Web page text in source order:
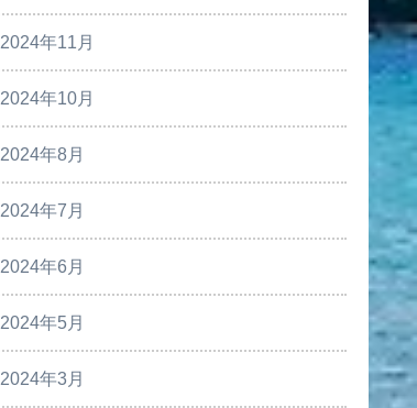
2024年11月
2024年10月
2024年8月
2024年7月
2024年6月
2024年5月
2024年3月